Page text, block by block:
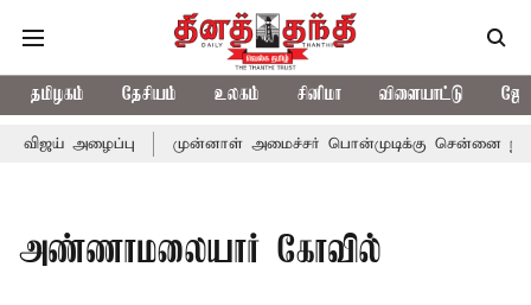
தமிழகம் தேசியம் உலகம் சினிமா விளையாட்டு
விஜய் அழைப்பு முன்னாள் அமைச்சர் பொன்முடிக்கு சென்னை
அண்ணாமலையார் கோவில்